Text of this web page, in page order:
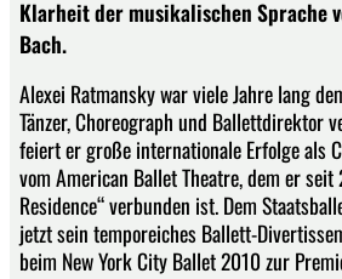
Klarheit der musikalischen Sprache
Bach.
Alexei Ratmansky war viele Jahre lang
Tänzer, Choreograph und Ballettdirektor
feiert er große internationale Erfolge als
vom American Ballet Theatre, dem er
Residence“ verbunden ist. Dem
jetzt sein temporeiches Ballett-
beim New York City Ballet 2010 zur